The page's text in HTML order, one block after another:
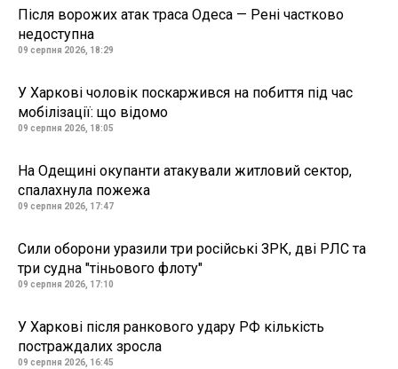
Після ворожих атак траса Одеса — Рені частково
недоступна
09 серпня 2026, 18:29
У Харкові чоловік поскаржився на побиття під час
мобілізації: що відомо
09 серпня 2026, 18:05
На Одещині окупанти атакували житловий сектор,
спалахнула пожежа
09 серпня 2026, 17:47
Сили оборони уразили три російські ЗРК, дві РЛС та
три судна "тіньового флоту"
09 серпня 2026, 17:10
У Харкові після ранкового удару РФ кількість
постраждалих зросла
09 серпня 2026, 16:45